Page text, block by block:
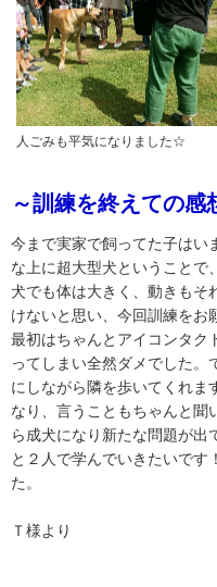
人ごみも平気になりました☆
～訓練を終えての感
今まで実家で飼ってた子はい
な上に超大型犬ということで
犬でも体は大きく、動きもそ
けないと思い、今回訓練をお
最初はちゃんとアイコンタク
ってしまい全然ダメでした。
にしながら隣を歩いてくれま
なり、言うこともちゃんと聞
ら成犬になり新たな問題が出
と２人で学んでいきたいです
た。
Ｔ様より